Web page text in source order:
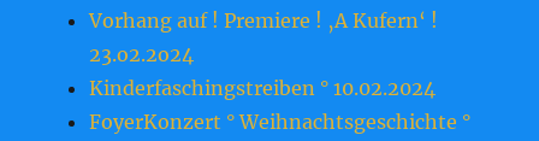
Vorhang auf ! Premiere ! ‚A Kufern‘ !
23.o2.2o24
Kinderfaschingstreiben ° 10.02.2024
FoyerKonzert ° Weihnachtsgeschichte °